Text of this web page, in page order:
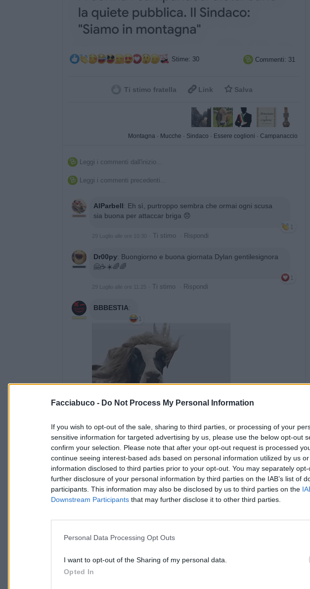
Facciabuco - Do Not Process My Personal Information
If you wish to opt-out of the sale, sharing to third parties, or processing of your
sensitive information for targeted advertising by us, please use the below opt-out
confirm your selection. Please note that after your opt-out request is processed
continue seeing interest-based ads based on personal information utilized by us
information disclosed to third parties prior to your opt-out. You may separately
further disclosure of your personal information by third parties on the IAB’s list of
participants. This information may also be disclosed by us to third parties on the
Downstream Participants that may further disclose it to other third parties.
Personal Data Processing Opt Outs
I want to opt-out of the Sharing of my personal data.
Opted In
Stime: 30  Commenti: 31
Ti stimo fratella  Link  Salva
Montagna · Mucche · Sindaco · Essere coglioni · Campanaccio
 Leggi i commenti dall'inizio...
 Leggi i commenti precedenti...
AlParbell: Eh sì, purtroppo sembra che ormai ogni scusa
sia buona per attaccar briga 😞
1
29 Luglio alle ore 10:30 Ti stimo Rispondi
Dr00py: Buongiorno e buona giornata Dylan gentilesignora
🤗☕☀️🌈🌈
1
29 Luglio alle ore 11:25 Ti stimo Rispondi
BBBESTIA:
1
29 Luglio alle ore 11:52· Ti stimo · Rispondi
Dylan2017:
AlParbell gente ignorante che dovrebbe stare a
casa...😱😨😰
1
Ti stimo Rispondi
nonnocucaracha : Sono venuto grande con l'Ave Maria
delle cinque del mattino, sindaco di merda, non suona più